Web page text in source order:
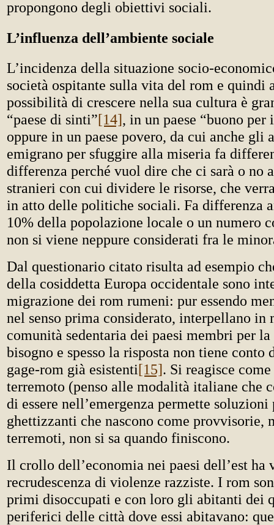
propongono degli obiettivi sociali.
L’influenza dell’ambiente sociale
L’incidenza della situazione socio-
società ospitante sulla vita del rom e quindi
possibilità di crescere nella sua cultura è
“paese di sinti”[14], in un paese “buono per
oppure in un paese povero, da cui anche gli
emigrano per sfuggire alla miseria fa
differenza perché vuol dire che ci sarà o no
stranieri con cui dividere le risorse, che
in atto delle politiche sociali. Fa differenza
10% della popolazione locale o un numero
non si viene neppure considerati fra le
Dal questionario citato risulta ad esempio
della cosiddetta Europa occidentale sono
migrazione dei rom rumeni: pur essendo
nel senso prima considerato, interpellano in
comunità sedentaria dei paesi membri per
bisogno e spesso la risposta non tiene conto
gage-rom già esistenti[15]. Si reagisce
terremoto (penso alle modalità italiane che
di essere nell’emergenza permette soluzioni
ghettizzanti che nascono come provvisorie,
terremoti, non si sa quando finiscono.
Il crollo dell’economia nei paesi dell’est ha
recrudescenza di violenze razziste. I rom
primi disoccupati e con loro gli abitanti dei
periferici delle città dove essi abitavano: